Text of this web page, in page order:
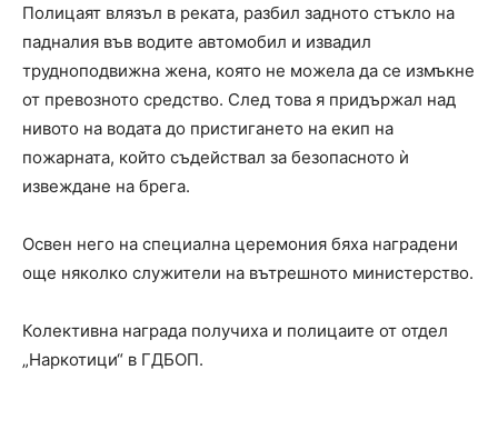
Полицаят влязъл в реката, разбил задното стъкло на
падналия във водите автомобил и извадил
трудноподвижна жена, която не можела да се измъкне
от превозното средство. След това я придържал над
нивото на водата до пристигането на екип на
пожарната, който съдействал за безопасното ѝ
извеждане на брега.
Освен него на специална церемония бяха наградени
още няколко служители на вътрешното министерство.
Колективна награда получиха и полицаите от отдел
„Наркотици“ в ГДБОП.